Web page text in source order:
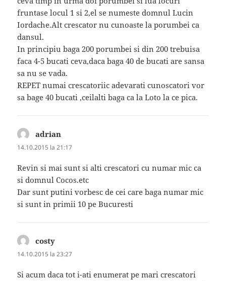
fruntase locul 1 si 2,el se numeste domnul Lucin
Iordache.Alt crescator nu cunoaste la porumbei ca
dansul.
In principiu baga 200 porumbei si din 200 trebuisa
faca 4-5 bucati ceva,daca baga 40 de bucati are sansa
sa nu se vada.
REPET numai crescatoriic adevarati cunoscatori vor
sa bage 40 bucati ,ceilalti baga ca la Loto la ce pica.
adrian
14.10.2015 la 21:17
Revin si mai sunt si alti crescatori cu numar mic ca
si domnul Cocos.etc
Dar sunt putini vorbesc de cei care baga numar mic
si sunt in primii 10 pe Bucuresti
costy
14.10.2015 la 23:27
Si acum daca tot i-ati enumerat pe mari crescatori